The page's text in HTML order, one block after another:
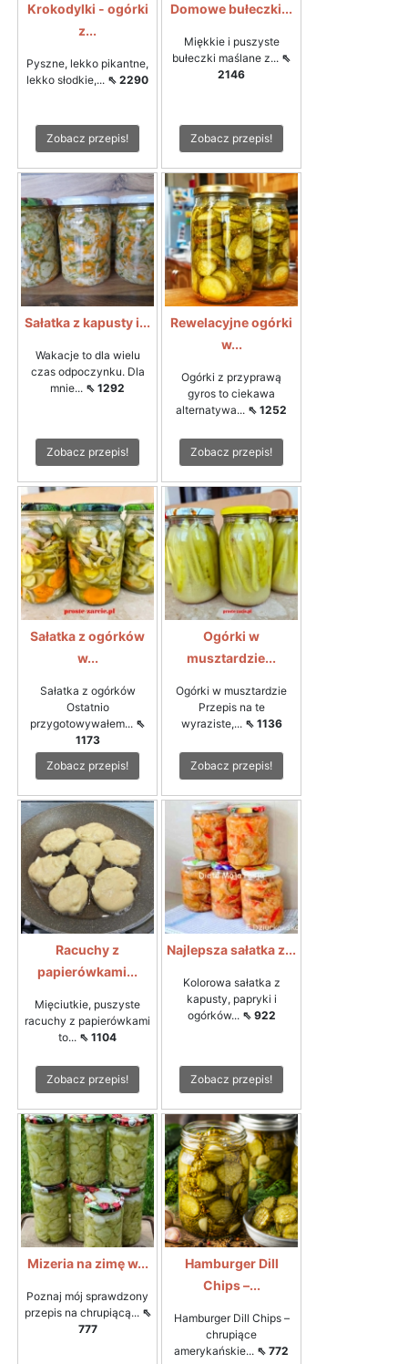
Krokodylki - ogórki
z...
Pyszne, lekko pikantne,
lekko słodkie,... ⇖ 2290
Zobacz przepis!
Domowe bułeczki...
Miękkie i puszyste
bułeczki maślane z... ⇖
2146
Zobacz przepis!
Sałatka z kapusty i...
Wakacje to dla wielu
czas odpoczynku. Dla
mnie... ⇖ 1292
Zobacz przepis!
Rewelacyjne ogórki
w...
Ogórki z przyprawą
gyros to ciekawa
alternatywa... ⇖ 1252
Zobacz przepis!
Sałatka z ogórków
w...
Sałatka z ogórków
Ostatnio
przygotowywałem... ⇖
1173
Zobacz przepis!
Ogórki w
musztardzie...
Ogórki w musztardzie
Przepis na te
wyraziste,... ⇖ 1136
Zobacz przepis!
Racuchy z
papierówkami...
Mięciutkie, puszyste
racuchy z papierówkami
to... ⇖ 1104
Zobacz przepis!
Najlepsza sałatka z...
Kolorowa sałatka z
kapusty, papryki i
ogórków... ⇖ 922
Zobacz przepis!
Mizeria na zimę w...
Poznaj mój sprawdzony
przepis na chrupiącą... ⇖
777
Hamburger Dill
Chips –...
Hamburger Dill Chips –
chrupiące
amerykańskie... ⇖ 772